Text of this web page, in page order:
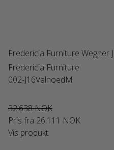
Fredericia Furniture Wegner
Fredericia Furniture
002-J16ValnoedM
32.638 NOK
Pris fra 26.111 NOK
Vis produkt